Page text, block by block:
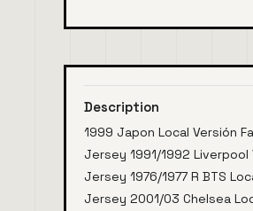
Description
1999 Japon Local Versión
Jersey 1991/1992
Jersey 1976/1977 R BTS
Jersey 2001/03 Chelsea